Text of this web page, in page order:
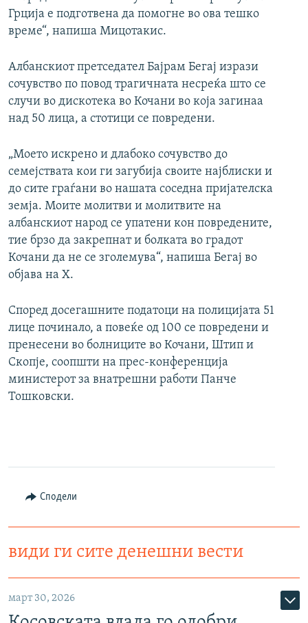
Грција е подготвена да помогне во ова тешко
време“, напиша Мицотакис.
Албанскиот претседател Бајрам Бегај изрази
сочувство по повод трагичната несреќа што се
случи во дискотека во Кочани во која загинаа
над 50 лица, а стотици се повредени.
„Моето искрено и длабоко сочувство до
семејствата кои ги загубија своите најблиски и
до сите граѓани во нашата соседна пријателска
земја. Моите молитви и молитвите на
албанскиот народ се упатени кон повредените,
тие брзо да закрепнат и болката во градот
Кочани да не се зголемува“, напиша Бегај во
објава на Х.
Според досегашните податоци на полицијата 51
лице починало, а повеќе од 100 се повредени и
пренесени во болниците во Кочани, Штип и
Скопје, соопшти на прес-конференција
министерот за внатрешни работи Панче
Тошковски.
Сподели
види ги сите денешни вести
март 30, 2026